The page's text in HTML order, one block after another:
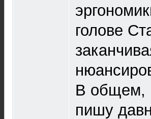
голове
В общем,
пишу